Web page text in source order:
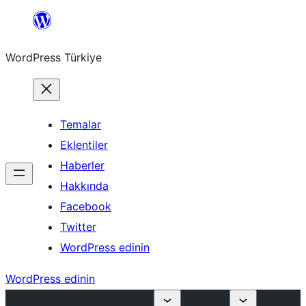
İçeriğe
WordPress Türkiye
Temalar
Eklentiler
Haberler
Hakkında
Facebook
Twitter
WordPress edinin
WordPress edinin